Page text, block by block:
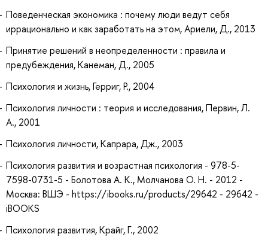
Поведенческая экономика : почему люди ведут себя
иррационально и как заработать на этом, Ариели, Д., 2013
Принятие решений в неопределенности : правила и
предубеждения, Канеман, Д., 2005
Психология и жизнь, Герриг, Р., 2004
Психология личности : теория и исследования, Первин, Л.
А., 2001
Психология личности, Капрара, Дж., 2003
Психология развития и возрастная психология - 978-5-
7598-0731-5 - Болотова А. К., Молчанова О. Н. - 2012 -
Москва: ВШЭ - https://ibooks.ru/products/29642 - 29642 -
iBOOKS
Психология развития, Крайг, Г., 2002